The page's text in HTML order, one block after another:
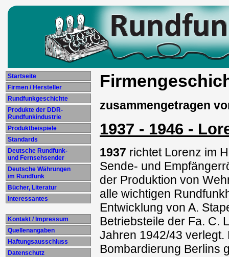
Startseite
Firmen / Hersteller
Rundfunkgeschichte
Produkte der DDR-
Rundfunkindustrie
Produktbeispiele
Standards
Deutsche Rundfunk-
und Fernsehsender
Deutsche Währungen
im Rundfunk
Bücher, Literatur
Interessantes
Kontakt / Impressum
Quellenangaben
Haftungsausschluss
Datenschutz
zusammengetragen
1937 - 1946 -
1937 richtet Lorenz im
Sende- und
der Produktion von
alle wichtigen
Entwicklung von A.
Betriebsteile der Fa. C.
Jahren 1942/43
Bombardierung Berlins